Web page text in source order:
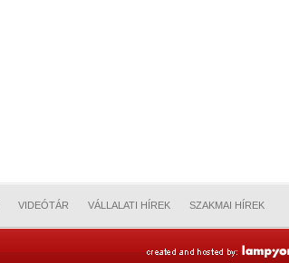
VIDEÓTÁR VÁLLALATI HÍREK SZAKMAI HÍREK